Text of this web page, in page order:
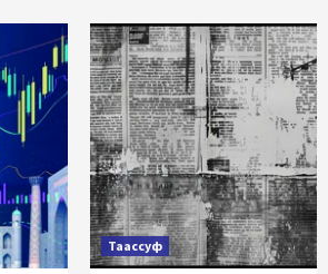
Таассуф